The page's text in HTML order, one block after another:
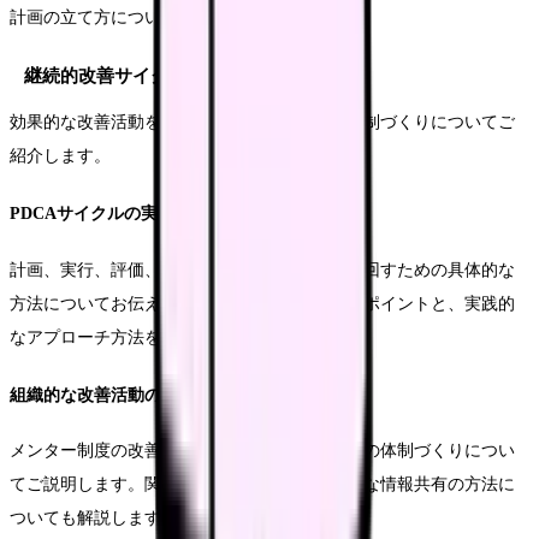
計画の立て方についても解説します。
継続的改善サイクルの確立
効果的な改善活動を継続的に実施するための体制づくりについてご
紹介します。
PDCAサイクルの実践
計画、実行、評価、改善のサイクルを効果的に回すための具体的な
方法についてお伝えします。各段階での重要なポイントと、実践的
なアプローチ方法を詳しく説明します。
組織的な改善活動の推進
メンター制度の改善を組織全体で推進するための体制づくりについ
てご説明します。関係者の役割分担や、効果的な情報共有の方法に
ついても解説します。